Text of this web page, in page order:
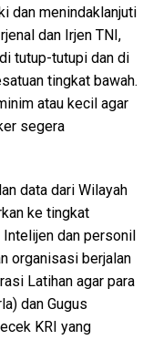
dan menindaklanjuti
dan Irjen TNI,
tutup-tutupi dan di
tingkat bawah.
atau kecil agar
segera
data dari Wilayah
ke tingkat
dan personil
organisasi berjalan
Latihan agar para
dan Gugus
KRI yang